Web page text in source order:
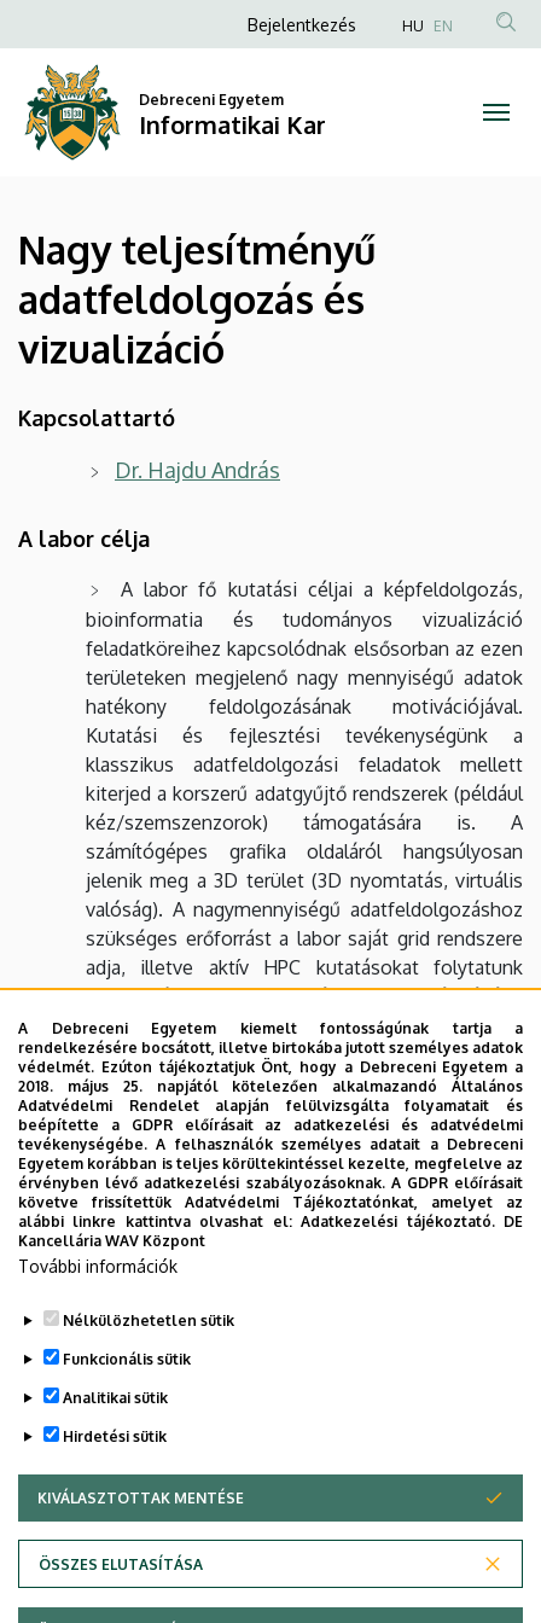
teljesítményű
adatfeldolgozás
vizualizáció
Informatikai
Kar
a
tartalomra
Anonim
fiók
menüje
Bejelentkezés HU EN
Debreceni Egyetem
Informatikai Kar
Nagy teljesítményű
adatfeldolgozás és
vizualizáció
Kapcsolattartó
Dr. Hajdu András
A labor célja
A labor fő kutatási céljai a képfeldolgozás,
bioinformatia és tudományos vizualizáció
feladatköreihez kapcsolódnak elsősorban az ezen
területeken megjelenő nagy mennyiségű adatok
hatékony feldolgozásának motivációjával.
Kutatási és fejlesztési tevékenységünk a
klasszikus adatfeldolgozási feladatok mellett
kiterjed a korszerű adatgyűjtő rendszerek (például
kéz/szemszenzorok) támogatására is. A
számítógépes grafika oldaláról hangsúlyosan
jelenik meg a 3D terület (3D nyomtatás, virtuális
valóság). A nagymennyiségű adatfeldolgozáshoz
szükséges erőforrást a labor saját grid rendszere
adja, illetve aktív HPC kutatásokat folytatunk
alkalmazási területeink igényeinek kielégítésére.
További feladatok közé tartozik a nemzetközi és
hazai K+F projektek megírása és a nyertes
pályázatokhoz kötődő kutatások, fejlesztések
kivitelezése és az eredmények kiértékelése is.
Kapcsolódó K+F pályázatok
VKSZ_14-1-2015-0072,SCOPIA: Development
of diagnostic tools based on endoscope
Legutóbbi frissítés: 2023. 01. 26. 17:51
Adatvédelem
A Debreceni Egyetem kiemelt fontosságúnak tartja a
rendelkezésére bocsátott, illetve birtokába jutott személyes adatok
védelmét. Ezúton tájékoztatjuk Önt, hogy a Debreceni Egyetem a
2018. május 25. napjától kötelezően alkalmazandó Általános
Adatvédelmi Rendelet alapján felülvizsgálta folyamatait és
beépítette a GDPR előírásait az adatkezelési és adatvédelmi
tevékenységébe. A felhasználók személyes adatait a Debreceni
Egyetem korábban is teljes körültekintéssel kezelte, megfelelve az
érvényben lévő adatkezelési szabályozásoknak. A GDPR előírásait
követve frissítettük Adatvédelmi Tájékoztatónkat, amelyet az
alábbi linkre kattintva olvashat el:Adatkezelési tájékoztató. DE
Kancellária WAV Központ
További információk
Nélkülözhetetlen sütik
Funkcionális sütik
Analitikai sütik
Hirdetési sütik
KIVÁLASZTOTTAK MENTÉSE
ÖSSZES ELUTASÍTÁSA
WITHDRAW CONSENT